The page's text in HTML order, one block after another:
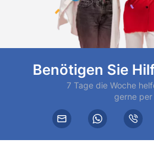
Benötigen Sie
7 Tage die Woche
gerne per